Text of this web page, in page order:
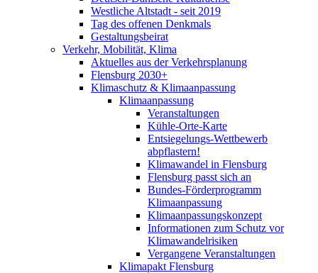
Westliche Altstadt - seit 2019
Tag des offenen Denkmals
Gestaltungsbeirat
Verkehr, Mobilität, Klima
Aktuelles aus der Verkehrsplanung
Flensburg 2030+
Klimaschutz & Klimaanpassung
Klimaanpassung
Veranstaltungen
Kühle-Orte-Karte
Entsiegelungs-Wettbewerb
abpflastern!
Klimawandel in Flensburg
Flensburg passt sich an
Bundes-Förderprogramm
Klimaanpassung
Klimaanpassungskonzept
Informationen zum Schutz vor
Klimawandelrisiken
Vergangene Veranstaltungen
Klimapakt Flensburg